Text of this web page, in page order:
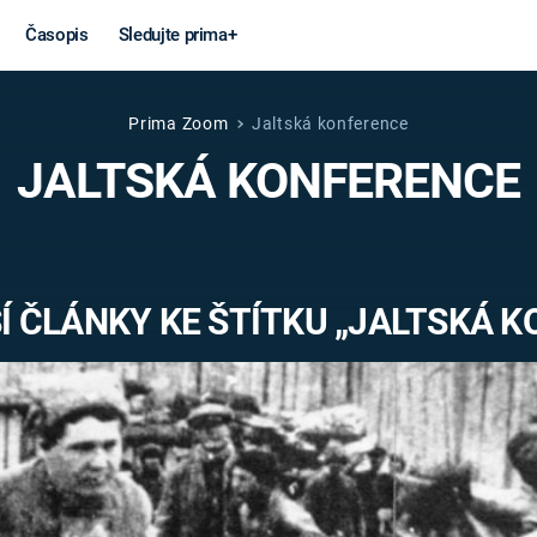
Časopis Sledujte prima+
Věda a
technika
MARS
Války
VÁLEČNÉ
Záhady a
Prima Zoom Jaltská konference
JALTSKÁ KONFERENCE
ČLÁNKY KE ŠTÍTKU „JALTSKÁ